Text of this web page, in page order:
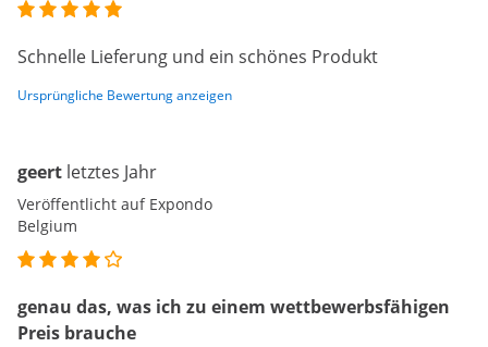
Schnelle Lieferung und ein schönes Produkt
Ursprüngliche Bewertung anzeigen
geert letztes Jahr
Veröffentlicht auf Expondo
Belgium
genau das, was ich zu einem wettbewerbsfähigen
Preis brauche